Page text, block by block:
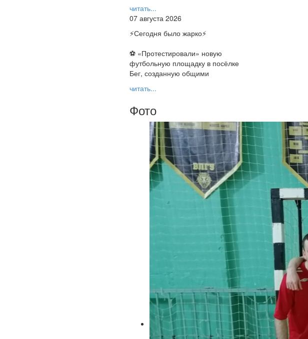
читать...
07 августа 2026
⚡️Сегодня было жарко⚡️
⚽ ️«Протестировали» новую
футбольную площадку в посёлке
Бег, созданную общими
читать...
Фото